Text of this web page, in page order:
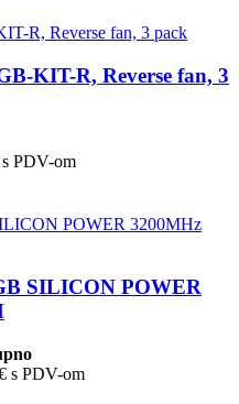
KIT-R, Reverse fan, 3
s PDV-om
SILICON POWER
s PDV-om